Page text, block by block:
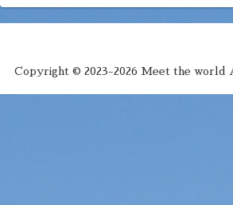
Copyright © 2023-2026 Meet the world